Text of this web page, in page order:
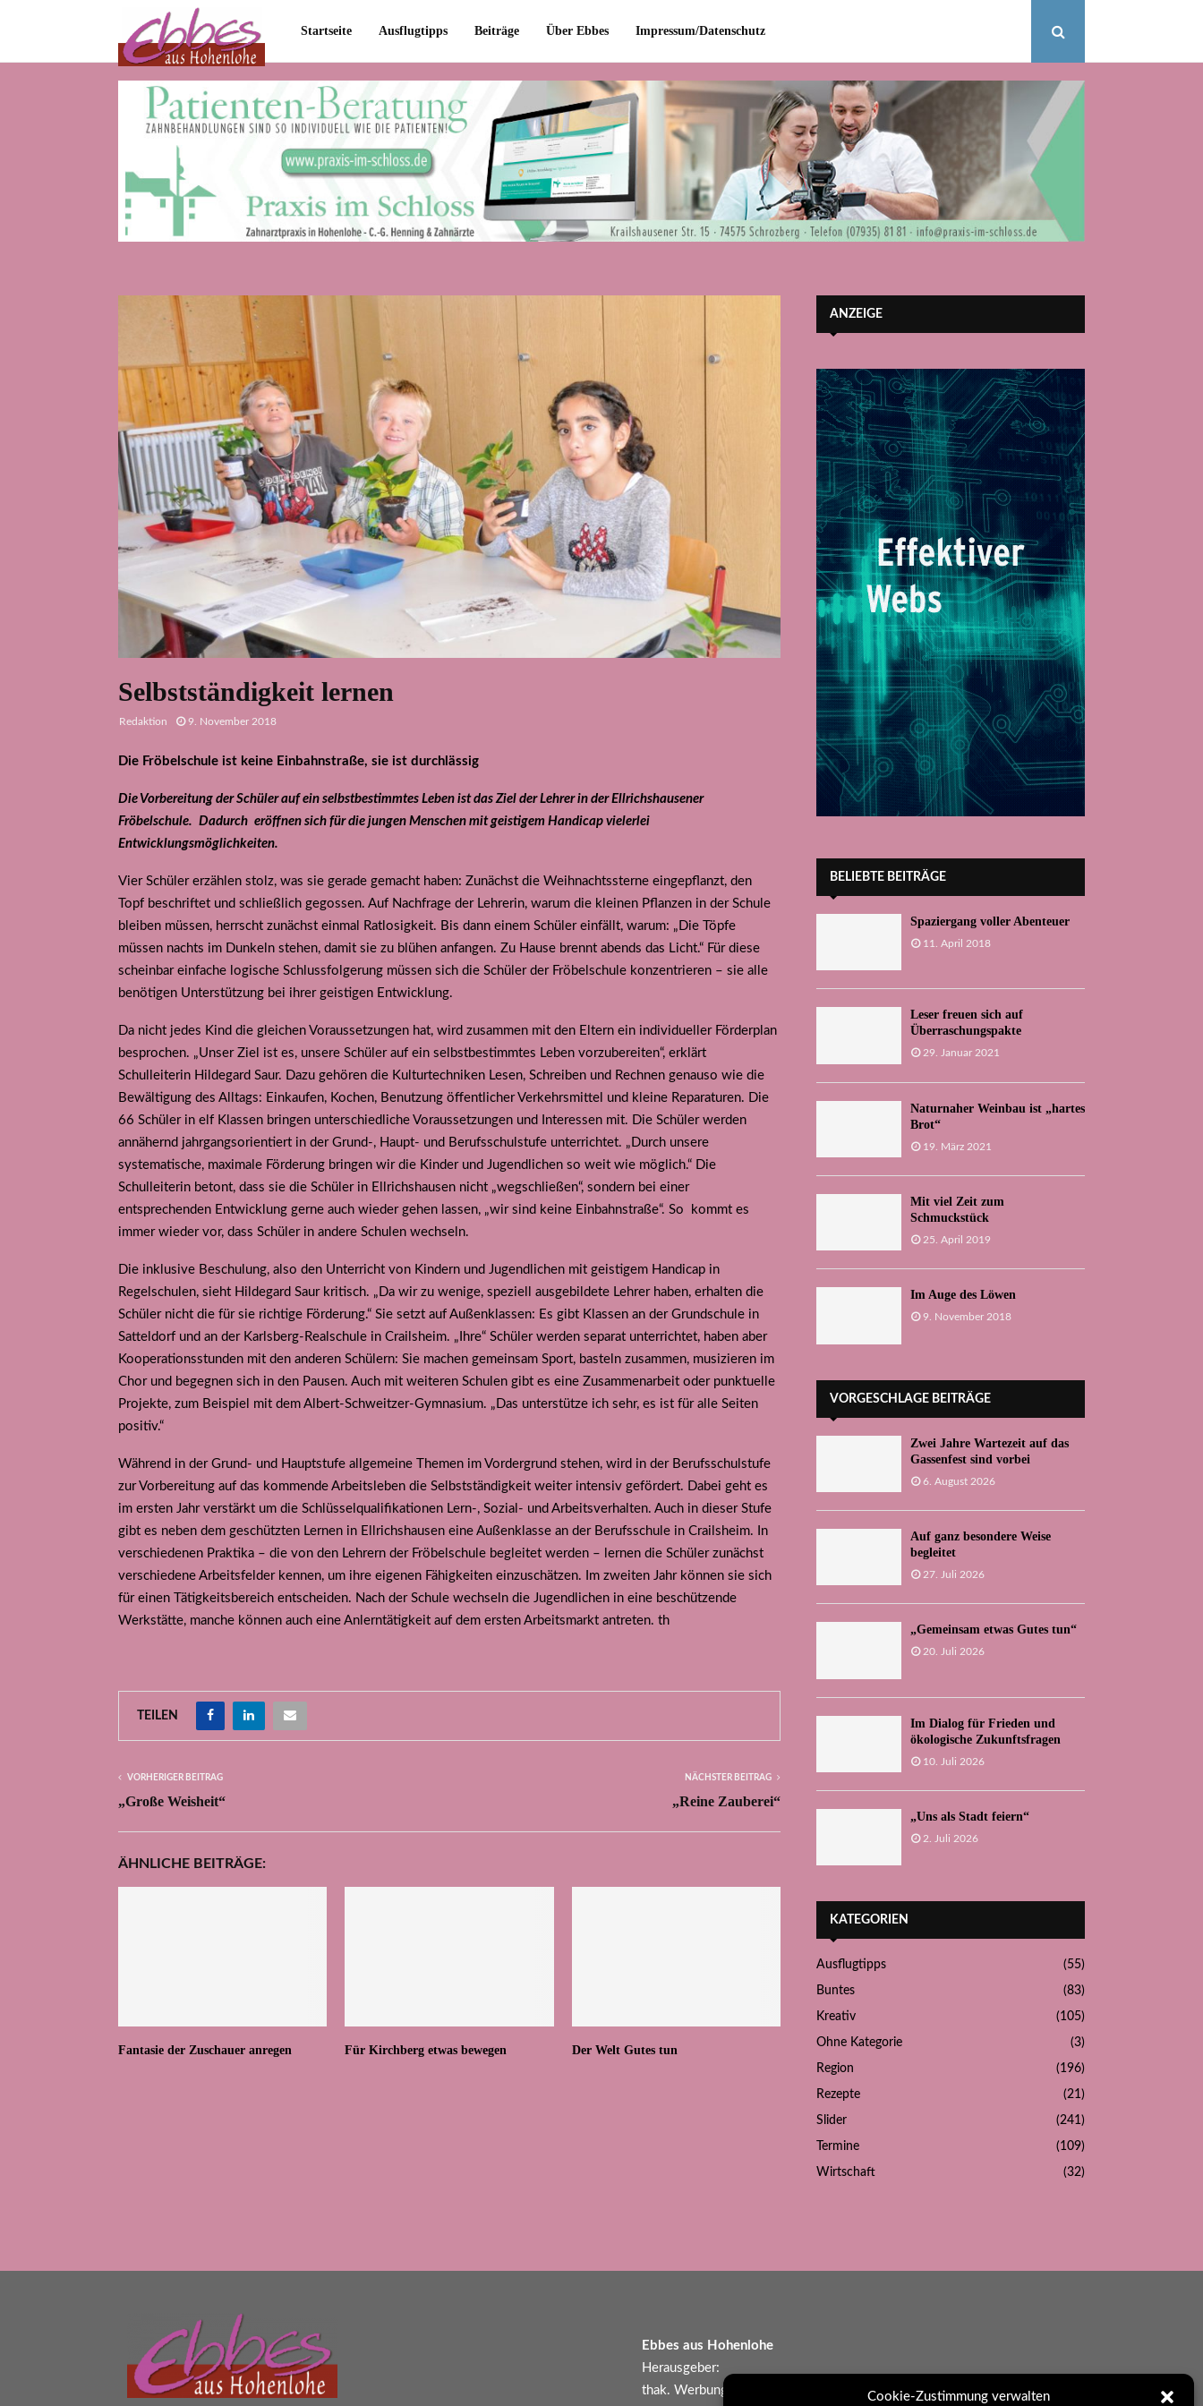
Cookie-Zustimmung verwalten
Startseite Ausflugtipps Beiträge Über Ebbes Impressum/Datenschutz
Selbstständigkeit lernen
Redaktion 9. November 2018
Die Fröbelschule ist keine Einbahnstraße, sie ist durchlässig
Die Vorbereitung der Schüler auf ein selbstbestimmtes Leben ist das Ziel der Lehrer in der Ellrichshausener
Fröbelschule. Dadurch eröffnen sich für die jungen Menschen mit geistigem Handicap vielerlei
Entwicklungsmöglichkeiten.
Vier Schüler erzählen stolz, was sie gerade gemacht haben: Zunächst die Weihnachtssterne eingepflanzt, den
Topf beschriftet und schließlich gegossen. Auf Nachfrage der Lehrerin, warum die kleinen Pflanzen in der Schule
bleiben müssen, herrscht zunächst einmal Ratlosigkeit. Bis dann einem Schüler einfällt, warum: „Die Töpfe
müssen nachts im Dunkeln stehen, damit sie zu blühen anfangen. Zu Hause brennt abends das Licht.“ Für diese
scheinbar einfache logische Schlussfolgerung müssen sich die Schüler der Fröbelschule konzentrieren – sie alle
benötigen Unterstützung bei ihrer geistigen Entwicklung.
Da nicht jedes Kind die gleichen Voraussetzungen hat, wird zusammen mit den Eltern ein individueller Förderplan
besprochen. „Unser Ziel ist es, unsere Schüler auf ein selbstbestimmtes Leben vorzubereiten“, erklärt
Schulleiterin Hildegard Saur. Dazu gehören die Kulturtechniken Lesen, Schreiben und Rechnen genauso wie die
Bewältigung des Alltags: Einkaufen, Kochen, Benutzung öffentlicher Verkehrsmittel und kleine Reparaturen. Die
66 Schüler in elf Klassen bringen unterschiedliche Voraussetzungen und Interessen mit. Die Schüler werden
annähernd jahrgangsorientiert in der Grund-, Haupt- und Berufsschulstufe unterrichtet. „Durch unsere
systematische, maximale Förderung bringen wir die Kinder und Jugendlichen so weit wie möglich.“ Die
Schulleiterin betont, dass sie die Schüler in Ellrichshausen nicht „wegschließen“, sondern bei einer
entsprechenden Entwicklung gerne auch wieder gehen lassen, „wir sind keine Einbahnstraße“. So
kommt es
immer wieder vor, dass Schüler in andere Schulen wechseln.
Die inklusive Beschulung, also den Unterricht von Kindern und Jugendlichen mit geistigem Handicap in
Regelschulen, sieht Hildegard Saur kritisch. „Da wir zu wenige, speziell ausgebildete Lehrer haben, erhalten die
Schüler nicht die für sie richtige Förderung.“ Sie setzt auf Außenklassen: Es gibt Klassen an der Grundschule in
Satteldorf und an der Karlsberg-Realschule in Crailsheim. „Ihre“ Schüler werden separat unterrichtet, haben aber
Kooperationsstunden mit den anderen Schülern: Sie machen gemeinsam Sport, basteln zusammen, musizieren im
Chor und begegnen sich in den Pausen. Auch mit weiteren Schulen gibt es eine Zusammenarbeit oder punktuelle
Projekte, zum Beispiel mit dem Albert-Schweitzer-Gymnasium. „Das unterstütze ich sehr, es ist für alle Seiten
positiv.“
Während in der Grund- und Hauptstufe allgemeine Themen im Vordergrund stehen, wird in der Berufsschulstufe
zur Vorbereitung auf das kommende Arbeitsleben die Selbstständigkeit weiter intensiv gefördert. Dabei geht es
im ersten Jahr verstärkt um die Schlüsselqualifikationen Lern-, Sozial- und Arbeitsverhalten. Auch in dieser Stufe
gibt es neben dem geschützten Lernen in Ellrichshausen eine Außenklasse an der Berufsschule in Crailsheim. In
verschiedenen Praktika – die von den Lehrern der Fröbelschule begleitet werden – lernen die Schüler zunächst
verschiedene Arbeitsfelder kennen, um ihre eigenen Fähigkeiten einzuschätzen. Im zweiten Jahr können sie sich
für einen Tätigkeitsbereich entscheiden. Nach der Schule wechseln die Jugendlichen in eine beschützende
Werkstätte, manche können auch eine Anlerntätigkeit auf dem ersten Arbeitsmarkt antreten. th
TEILEN
VORHERIGER BEITRAG
„Große Weisheit“
NÄCHSTER BEITRAG
„Reine Zauberei“
ÄHNLICHE BEITRÄGE:
Fantasie der Zuschauer anregen Für Kirchberg etwas bewegen Der Welt Gutes tun
ANZEIGE
BELIEBTE BEITRÄGE
Spaziergang voller Abenteuer
11. April 2018
Leser freuen sich auf
Überraschungspakte
29. Januar 2021
Naturnaher Weinbau ist „hartes
Brot“
19. März 2021
Mit viel Zeit zum
Schmuckstück
25. April 2019
Im Auge des Löwen
9. November 2018
VORGESCHLAGE BEITRÄGE
Zwei Jahre Wartezeit auf das
Gassenfest sind vorbei
6. August 2026
Auf ganz besondere Weise
begleitet
27. Juli 2026
„Gemeinsam etwas Gutes tun“
20. Juli 2026
Im Dialog für Frieden und
ökologische Zukunftsfragen
10. Juli 2026
„Uns als Stadt feiern“
2. Juli 2026
KATEGORIEN
Ausflugtipps (55)
Buntes (83)
Kreativ (105)
Ohne Kategorie (3)
Region (196)
Rezepte (21)
Slider (241)
Termine (109)
Wirtschaft (32)
Ebbes aus Hohenlohe
Herausgeber:
thak. Werbung und Kommunikation